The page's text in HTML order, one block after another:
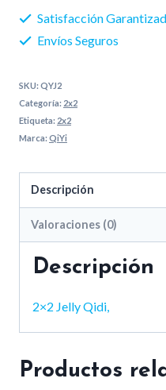
Satisfacción
Envíos Seguros
SKU:QYJ2
Categoría: 2x2
Etiqueta: 2x2
Marca:QiYi
Descripción
Valoraciones (0)
Descripción
2×2 Jelly Qidi,
Productos